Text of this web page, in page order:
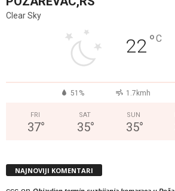
Clear Sky
22°C
51% 1.7kmh
FRI
37°
SAT
35°
SUN
35°
NAJNOVIJI KOMENTARI